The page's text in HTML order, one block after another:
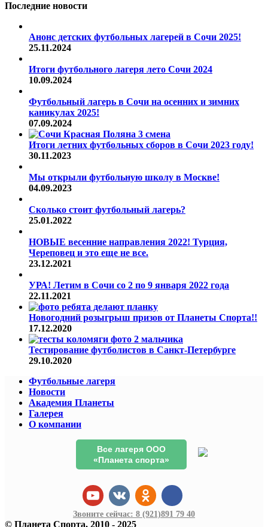
Последние новости
Анонс детских футбольных лагерей в Сочи 2025!
25.11.2024
Итоги футбольного лагеря лето Сочи 2024
10.09.2024
Футбольный лагерь в Сочи на осенних и зимних
каникулах 2025!
07.09.2024
Итоги летних футбольных сборов в Сочи 2023 году!
30.11.2023
Мы открыли футбольную школу в Москве!
04.09.2023
Сколько стоит футбольный лагерь?
25.01.2022
НОВЫЕ весенние направления 2022! Турция,
Череповец и это еще не все.
23.12.2021
УРА! Летим в Сочи со 2 по 9 января 2022 года
22.11.2021
Новогодний розыгрыш призов от Планеты Спорта!!
17.12.2020
Тестирование футболистов в Санкт-Петербурге
29.10.2020
Футбольные лагеря
Новости
Академия Планеты
Галерея
О компании
Все лагеря ООО
«Планета спорта»
Звоните сейчас: 8 (921)891 79 40
© Планета Спорта, 2010 - 2025